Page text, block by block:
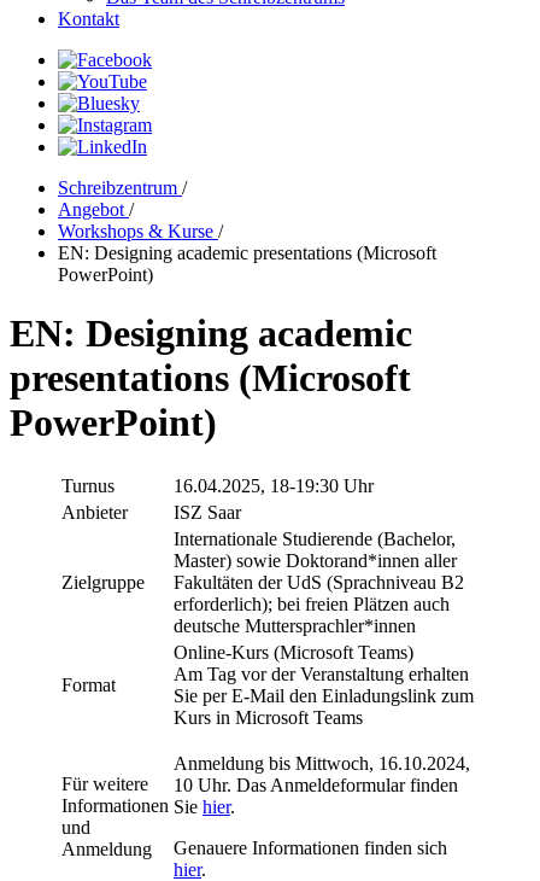
Kontakt
Schreibzentrum /
Angebot /
Workshops & Kurse /
EN: Designing academic presentations (Microsoft
PowerPoint)
EN: Designing academic
presentations (Microsoft
PowerPoint)
Turnus
16.04.2025, 18-19:30 Uhr
Anbieter
ISZ Saar
Zielgruppe
Internationale Studierende (Bachelor,
Master) sowie Doktorand*innen aller
Fakultäten der UdS (Sprachniveau B2
erforderlich); bei freien Plätzen auch
deutsche Muttersprachler*innen
Format
Online-Kurs (Microsoft Teams)
Am Tag vor der Veranstaltung erhalten
Sie per E-Mail den Einladungslink zum
Kurs in Microsoft Teams
Für weitere
Informationen
und
Anmeldung
Anmeldung bis Mittwoch, 16.10.2024,
10 Uhr. Das Anmeldeformular finden
Sie hier.
Genauere Informationen finden sich
hier.